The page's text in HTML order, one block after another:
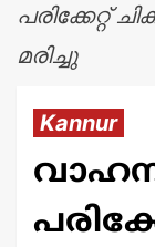
പരിക്കേറ്റ്
മരിച്ചു
Kannur